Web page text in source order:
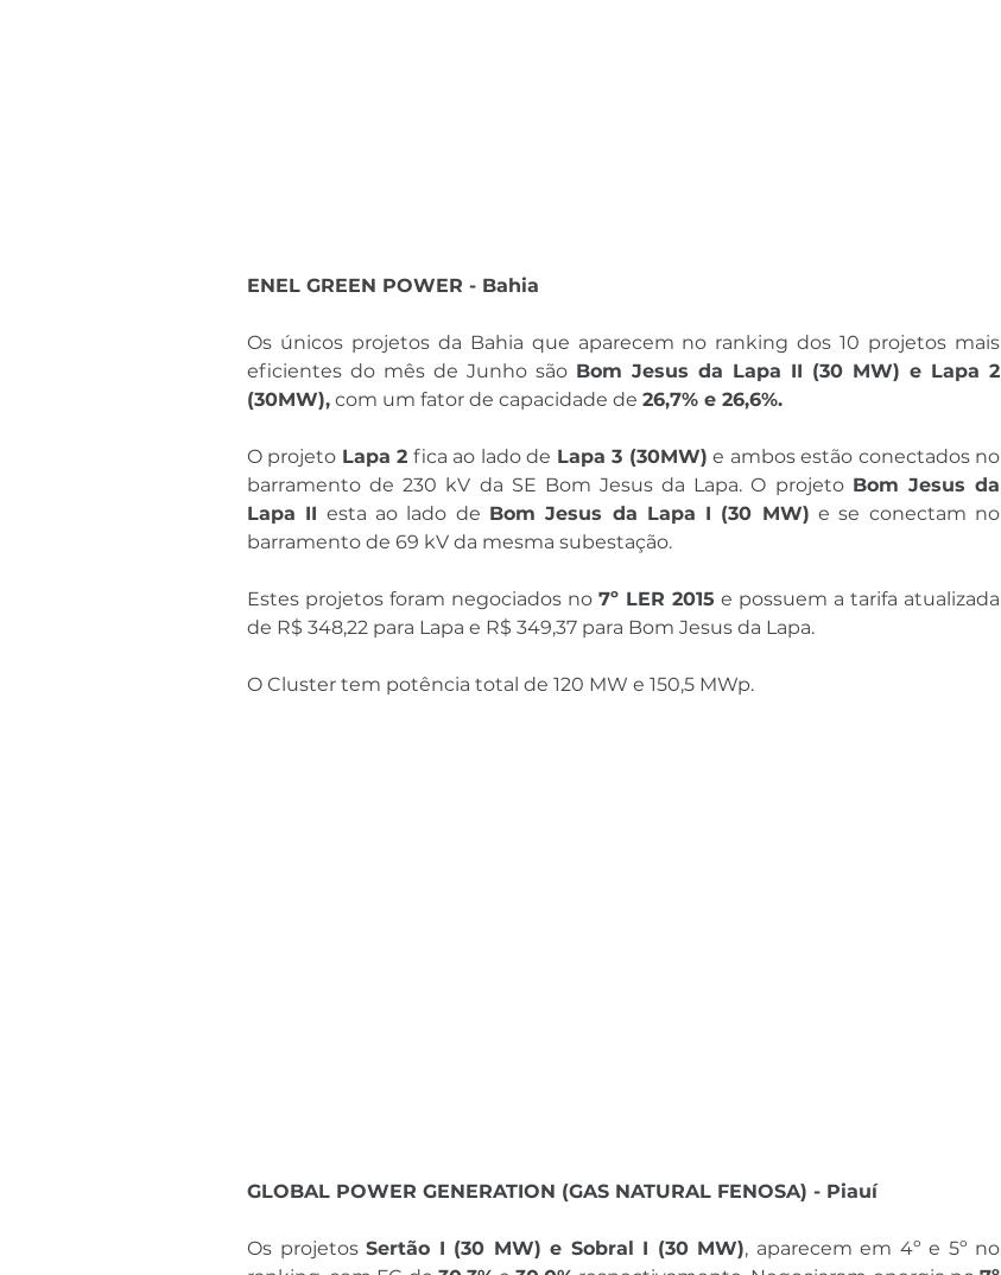
ENEL GREEN POWER - Bahia
Os únicos projetos da Bahia que aparecem no ranking dos 10 projetos mais
eficientes do mês de Junho são Bom Jesus da Lapa II (30 MW) e Lapa 2
(30MW), com um fator de capacidade de 26,7% e 26,6%.
O projeto Lapa 2 fica ao lado de Lapa 3 (30MW) e ambos estão conectados no
barramento de 230 kV da SE Bom Jesus da Lapa. O projeto Bom Jesus da
Lapa II esta ao lado de Bom Jesus da Lapa I (30 MW) e se conectam no
barramento de 69 kV da mesma subestação.
Estes projetos foram negociados no 7º LER 2015 e possuem a tarifa atualizada
de R$ 348,22 para Lapa e R$ 349,37 para Bom Jesus da Lapa.
O Cluster tem potência total de 120 MW e 150,5 MWp.
GLOBAL POWER GENERATION (GAS NATURAL FENOSA) - Piauí
Os projetos Sertão I (30 MW) e Sobral I (30 MW), aparecem em 4º e 5º no